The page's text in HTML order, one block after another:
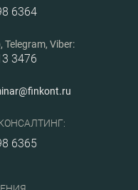
6364
Telegram, Viber:
3476
6365